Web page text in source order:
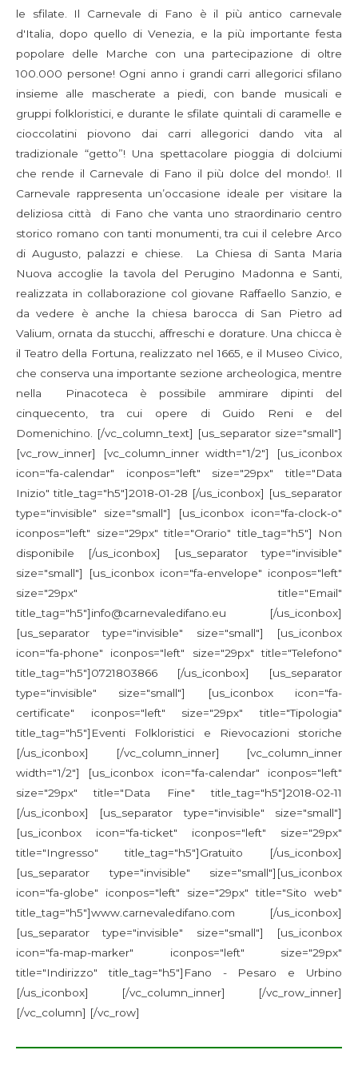
le sfilate. Il Carnevale di Fano è il più antico carnevale
d'Italia, dopo quello di Venezia, e la più importante festa
popolare delle Marche con una partecipazione di oltre
100.000 persone! Ogni anno i grandi carri allegorici sfilano
insieme alle mascherate a piedi, con bande musicali e
gruppi folkloristici, e durante le sfilate quintali di caramelle e
cioccolatini piovono dai carri allegorici dando vita al
tradizionale “getto”! Una spettacolare pioggia di dolciumi
che rende il Carnevale di Fano il più dolce del mondo!. Il
Carnevale rappresenta un’occasione ideale per visitare la
deliziosa città di Fano che vanta uno straordinario centro
storico romano con tanti monumenti, tra cui il celebre Arco
di Augusto, palazzi e chiese. La Chiesa di Santa Maria
Nuova accoglie la tavola del Perugino Madonna e Santi,
realizzata in collaborazione col giovane Raffaello Sanzio, e
da vedere è anche la chiesa barocca di San Pietro ad
Valium, ornata da stucchi, affreschi e dorature. Una chicca è
il Teatro della Fortuna, realizzato nel 1665, e il Museo Civico,
che conserva una importante sezione archeologica, mentre
nella Pinacoteca è possibile ammirare dipinti del
cinquecento, tra cui opere di Guido Reni e del
Domenichino. [/vc_column_text] [us_separator size="small"]
[vc_row_inner] [vc_column_inner width="1/2"] [us_iconbox
icon="fa-calendar" iconpos="left" size="29px" title="Data
Inizio" title_tag="h5"]2018-01-28 [/us_iconbox] [us_separator
type="invisible" size="small"] [us_iconbox icon="fa-clock-o"
iconpos="left" size="29px" title="Orario" title_tag="h5"] Non
disponibile [/us_iconbox] [us_separator type="invisible"
size="small"] [us_iconbox icon="fa-envelope" iconpos="left"
size="29px" title="Email"
title_tag="h5"]info@carnevaledifano.eu [/us_iconbox]
[us_separator type="invisible" size="small"] [us_iconbox
icon="fa-phone" iconpos="left" size="29px" title="Telefono"
title_tag="h5"]0721803866 [/us_iconbox] [us_separator
type="invisible" size="small"] [us_iconbox icon="fa-
certificate" iconpos="left" size="29px" title="Tipologia"
title_tag="h5"]Eventi Folkloristici e Rievocazioni storiche
[/us_iconbox] [/vc_column_inner] [vc_column_inner
width="1/2"] [us_iconbox icon="fa-calendar" iconpos="left"
size="29px" title="Data Fine" title_tag="h5"]2018-02-11
[/us_iconbox] [us_separator type="invisible" size="small"]
[us_iconbox icon="fa-ticket" iconpos="left" size="29px"
title="Ingresso" title_tag="h5"]Gratuito [/us_iconbox]
[us_separator type="invisible" size="small"][us_iconbox
icon="fa-globe" iconpos="left" size="29px" title="Sito web"
title_tag="h5"]www.carnevaledifano.com [/us_iconbox]
[us_separator type="invisible" size="small"] [us_iconbox
icon="fa-map-marker" iconpos="left" size="29px"
title="Indirizzo" title_tag="h5"]Fano - Pesaro e Urbino
[/us_iconbox] [/vc_column_inner] [/vc_row_inner]
[/vc_column] [/vc_row]